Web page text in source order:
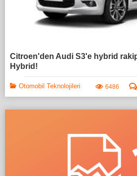
Citroen'den Audi S3'e hybrid
Hybrid!
Otomobil Teknolojileri 6486